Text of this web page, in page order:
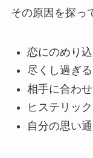
その原因を探っ
恋にのめり
尽くし過ぎる
相手に合わ
ヒステリッ
自分の思い